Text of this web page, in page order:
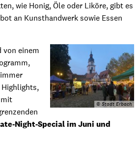
wie Honig, Öle oder Liköre, gibt es
an Kunsthandwerk sowie Essen
© Stadt Erbach
von einem
mit
Night-Special im Juni und